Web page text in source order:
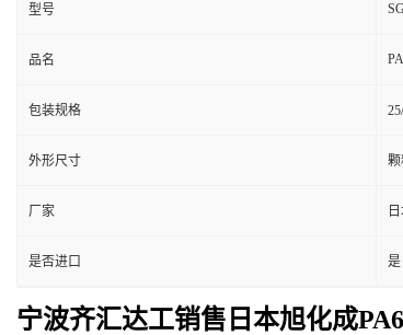
型号
品名
包装规格
外形尺寸
厂家
是否进口 是
宁波齐汇达工销售日本旭化成